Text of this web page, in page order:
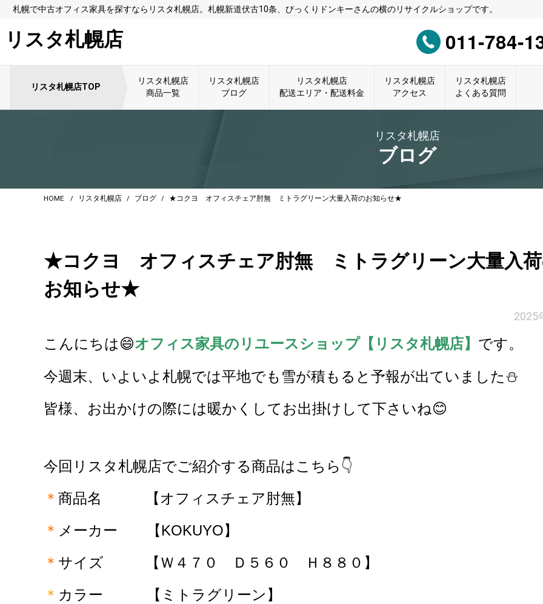
札幌で中古オフィス家具を探すならリスタ札幌店。札幌新道伏古10条、びっくりドンキーさんの横のリサイクルショップです。
リスタ札幌店 011-784-
リスタ札幌店TOP
リスタ札幌店
商品一覧
リスタ札幌店
ブログ
リスタ札幌店
配送エリア・配送料金
リスタ札幌店
アクセス
リスタ札幌店
よくある質問
リスタ札幌店
ブログ
HOME リスタ札幌店 ブログ ★コクヨ オフィスチェア肘無 ミトラグリーン大量入荷のお知らせ★
★コクヨ オフィスチェア肘無 ミトラグリーン大量入
お知らせ★
2025
こんにちは😄オフィス家具のリユースショップ【リスタ札幌店】 です。
今週末、いよいよ札幌では平地でも雪が積もると予報が出ていました⛄
皆様、お出かけの際には暖かくしてお出掛けして下さいね😊
今回リスタ札幌店でご紹介する商品はこちら👇
＊ 商品名 【オフィスチェア肘無】
＊ メーカー 【KOKUYO】
＊ サイズ 【Ｗ４７０ Ｄ５６０ Ｈ８８０】
＊ カラー 【ミトラグリーン】